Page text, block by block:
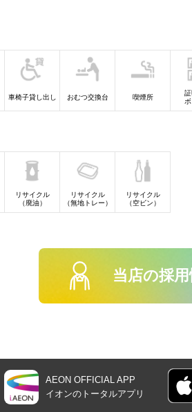
車椅子貸し出し おむつ交換台 喫煙所
リサイクル
（廃油）
リサイクル
（無地トレー）
リサイクル
（空ビン）
当店の採
AEON OFFICIAL APP
イオンの トータルアプリ